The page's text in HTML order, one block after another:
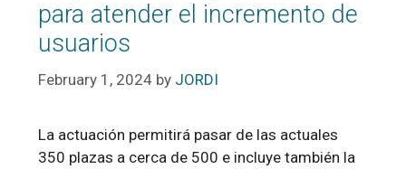
para atender el incremento de
usuarios
February 1, 2024 by JORDI
La actuación permitirá pasar de las actuales
350 plazas a cerca de 500 e incluye también la